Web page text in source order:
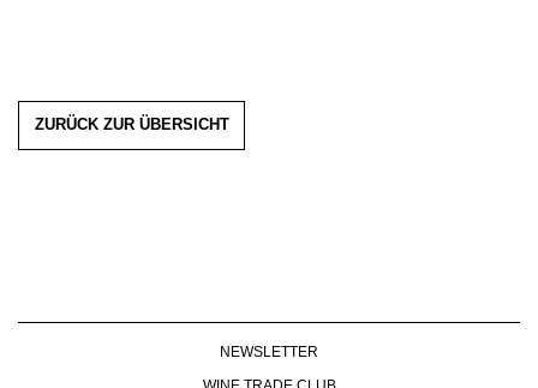
ZURÜCK ZUR ÜBERSICHT
NEWSLETTER